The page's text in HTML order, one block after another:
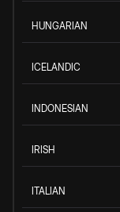
HUNGARIAN
ICELANDIC
INDONESIAN
IRISH
ITALIAN